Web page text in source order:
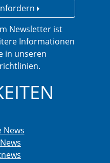
Newsletter ist
Informationen
in unseren
News